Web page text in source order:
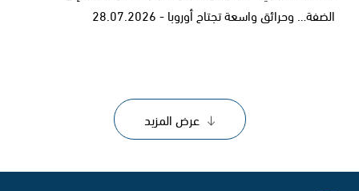
الضفة… وحرائق واسعة تجتاح أوروبا - 28.07.2026
عرض المزيد